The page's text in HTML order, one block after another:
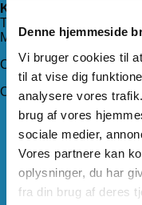
Denne hjemmeside
Vi bruger cookies til
til at vise dig
analysere vores
brug af vores
sociale medier,
Vores partnere kan
oplysninger, du har
fra din brug af deres
Kontakt os
Telefon:
Mail:
CVR: 33994680
Om Hjemmeudstyr
Om os
Handelsbetingelser
Levering
Kundeservice
Returnering
Privatlivspolitik